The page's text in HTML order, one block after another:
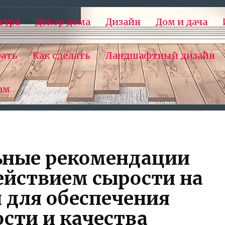
Декор дома Дизайн Дом и дача
Как сделать Ландшафтный дизайн
рекомендации
сырости на
обеспечения
и качества